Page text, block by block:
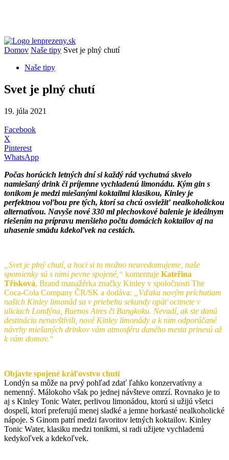
Domov Naše tipy Svet je plný chutí
Naše tipy
Svet je plný chutí
19. júla 2021
Facebook
X
Pinterest
WhatsApp
Počas horúcich letných dní si každý rád vychutná skvelo
namiešaný drink či príjemne vychladenú limonádu. Kým gin s
tonikom je medzi miešanými koktailmi klasikou, Kinley je
perfektnou voľbou pre tých, ktorí sa chcú osviežiť nealkoholickou
alternatívou. Navyše nové 330 ml plechovkové balenie je ideálnym
riešením na prípravu menšieho počtu domácich koktailov aj na
uhasenie smädu kdekoľvek na cestách.
„Svet je plný chutí, a hoci si to možno neuvedomujeme, naše
spomienky sú s nimi pevne spojené,“ komentuje Kateřina
Třísková, Brand manažérka značky Kinley v spoločnosti The
Coca-Cola Company ČR/SK a dodáva: „Vďaka novým príchutiam
našich Kinley limonád sa v priebehu sekundy opäť ocitnete v
uliciach Londýna, Buenos Aires či Bangkoku. Nevadí, ak ste danú
destináciu nenavštívili, nové Kinley limonády a k nim odporúčané
návrhy miešaných drinkov vám atmosféru daného mesta prinesú až
k vám domov.“
Objavte spojené kráľovstvo chutí
Londýn sa môže na prvý pohľad zdať ľahko konzervatívny a
nemenný. Málokoho však po jednej návšteve omrzí. Rovnako je to
aj s Kinley Tonic Water, perlivou limonádou, ktorú si užijú všetci
dospelí, ktorí preferujú menej sladké a jemne horkasté nealkoholické
nápoje. S Ginom patrí medzi favoritov letných koktailov. Kinley
Tonic Water, klasiku medzi tonikmi, si radi užijete vychladenú
kedykoľvek a kdekoľvek.